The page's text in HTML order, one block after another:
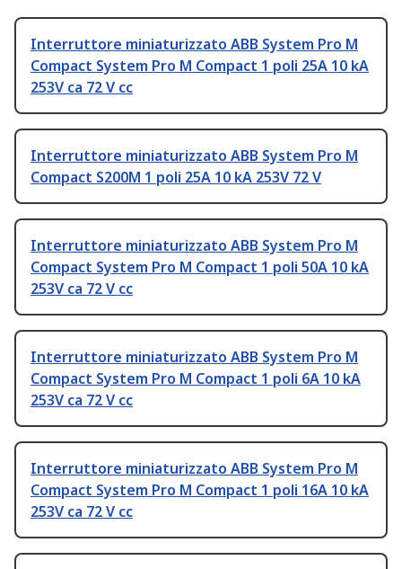
Interruttore miniaturizzato ABB System Pro M
Compact System Pro M Compact 1 poli 25A 10 kA
253V ca 72 V cc
Interruttore miniaturizzato ABB System Pro M
Compact S200M 1 poli 25A 10 kA 253V 72 V
Interruttore miniaturizzato ABB System Pro M
Compact System Pro M Compact 1 poli 50A 10 kA
253V ca 72 V cc
Interruttore miniaturizzato ABB System Pro M
Compact System Pro M Compact 1 poli 6A 10 kA
253V ca 72 V cc
Interruttore miniaturizzato ABB System Pro M
Compact System Pro M Compact 1 poli 16A 10 kA
253V ca 72 V cc